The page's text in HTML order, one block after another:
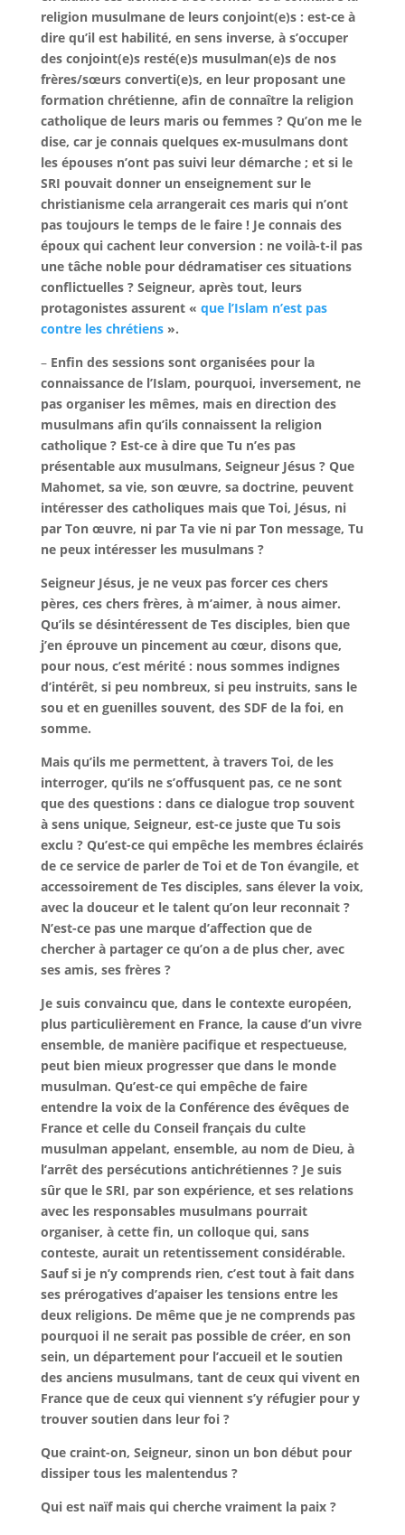
religion musulmane de leurs conjoint(e)s : est-ce à
dire qu’il est habilité, en sens inverse, à s’occuper
des conjoint(e)s resté(e)s musulman(e)s de nos
frères/sœurs converti(e)s, en leur proposant une
formation chrétienne, afin de connaître la religion
catholique de leurs maris ou femmes ? Qu’on me le
dise, car je connais quelques ex-musulmans dont
les épouses n’ont pas suivi leur démarche ; et si le
SRI pouvait donner un enseignement sur le
christianisme cela arrangerait ces maris qui n’ont
pas toujours le temps de le faire ! Je connais des
époux qui cachent leur conversion : ne voilà-t-il pas
une tâche noble pour dédramatiser ces situations
conflictuelles ? Seigneur, après tout, leurs
protagonistes assurent « que l’Islam n’est pas
contre les chrétiens ».
– Enfin des sessions sont organisées pour la
connaissance de l’Islam, pourquoi, inversement, ne
pas organiser les mêmes, mais en direction des
musulmans afin qu’ils connaissent la religion
catholique ? Est-ce à dire que Tu n’es pas
présentable aux musulmans, Seigneur Jésus ? Que
Mahomet, sa vie, son œuvre, sa doctrine, peuvent
intéresser des catholiques mais que Toi, Jésus, ni
par Ton œuvre, ni par Ta vie ni par Ton message, Tu
ne peux intéresser les musulmans ?
Seigneur Jésus, je ne veux pas forcer ces chers
pères, ces chers frères, à m’aimer, à nous aimer.
Qu’ils se désintéressent de Tes disciples, bien que
j’en éprouve un pincement au cœur, disons que,
pour nous, c’est mérité : nous sommes indignes
d’intérêt, si peu nombreux, si peu instruits, sans le
sou et en guenilles souvent, des SDF de la foi, en
somme.
Mais qu’ils me permettent, à travers Toi, de les
interroger, qu’ils ne s’offusquent pas, ce ne sont
que des questions : dans ce dialogue trop souvent
à sens unique, Seigneur, est-ce juste que Tu sois
exclu ? Qu’est-ce qui empêche les membres éclairés
de ce service de parler de Toi et de Ton évangile, et
accessoirement de Tes disciples, sans élever la voix,
avec la douceur et le talent qu’on leur reconnait ?
N’est-ce pas une marque d’affection que de
chercher à partager ce qu’on a de plus cher, avec
ses amis, ses frères ?
Je suis convaincu que, dans le contexte européen,
plus particulièrement en France, la cause d’un vivre
ensemble, de manière pacifique et respectueuse,
peut bien mieux progresser que dans le monde
musulman. Qu’est-ce qui empêche de faire
entendre la voix de la Conférence des évêques de
France et celle du Conseil français du culte
musulman appelant, ensemble, au nom de Dieu, à
l’arrêt des persécutions antichrétiennes ? Je suis
sûr que le SRI, par son expérience, et ses relations
avec les responsables musulmans pourrait
organiser, à cette fin, un colloque qui, sans
conteste, aurait un retentissement considérable.
Sauf si je n’y comprends rien, c’est tout à fait dans
ses prérogatives d’apaiser les tensions entre les
deux religions. De même que je ne comprends pas
pourquoi il ne serait pas possible de créer, en son
sein, un département pour l’accueil et le soutien
des anciens musulmans, tant de ceux qui vivent en
France que de ceux qui viennent s’y réfugier pour y
trouver soutien dans leur foi ?
Que craint-on, Seigneur, sinon un bon début pour
dissiper tous les malentendus ?
Qui est naïf mais qui cherche vraiment la paix ?